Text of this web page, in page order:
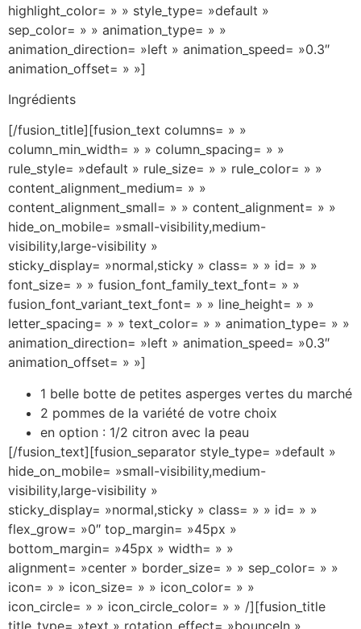
Ingrédients
[/fusion_title][fusion_text columns= » »
column_min_width= » » column_spacing= » »
rule_style= »default » rule_size= » » rule_color= » »
content_alignment_medium= » »
content_alignment_small= » » content_alignment= » »
hide_on_mobile= »small-visibility,medium-
visibility,large-visibility »
sticky_display= »normal,sticky » class= » » id= » »
font_size= » » fusion_font_family_text_font= » »
fusion_font_variant_text_font= » » line_height= » »
letter_spacing= » » text_color= » » animation_type= » »
animation_direction= »left » animation_speed= »0.3″
animation_offset= » »]
1 belle botte de petites asperges vertes du marché
2 pommes de la variété de votre choix
en option : 1/2 citron avec la peau
[/fusion_text][fusion_separator style_type= »default »
hide_on_mobile= »small-visibility,medium-
visibility,large-visibility »
sticky_display= »normal,sticky » class= » » id= » »
flex_grow= »0″ top_margin= »45px »
bottom_margin= »45px » width= » »
alignment= »center » border_size= » » sep_color= » »
icon= » » icon_size= » » icon_color= » »
icon_circle= » » icon_circle_color= » » /][fusion_title
title_type= »text » rotation_effect= »bounceIn »